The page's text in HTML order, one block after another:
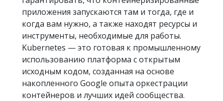
приложения запускаются там и тогда, где и
когда вам нужно, а также находят ресурсы и
инструменты, необходимые для работы.
Kubernetes — это готовая к промышленному
использованию платформа с открытым
исходным кодом, созданная на основе
накопленного Google опыта оркестрации
контейнеров и лучших идей сообщества.